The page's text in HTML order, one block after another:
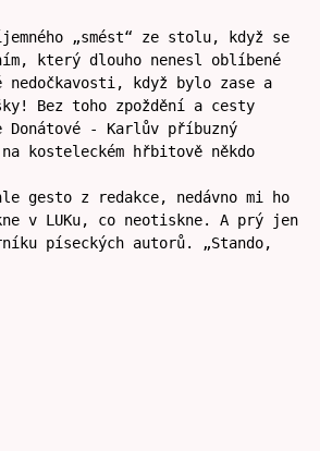
„smést“ ze stolu, když se
který dlouho nenesl oblíbené
když bylo zase a
Bez toho zpoždění a cesty
- Karlův příbuzný
kosteleckém hřbitově někdo
gesto z redakce, nedávno mi ho
v LUKu, co neotiskne. A prý jen
píseckých autorů. „Stando,